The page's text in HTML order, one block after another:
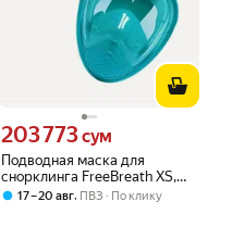
Подводная маска для
снорклинга FreeBreath XS,
зеленый
Цена 203773 сум вместо
203 773сум
17 – 20 авг, ПВЗ По клику